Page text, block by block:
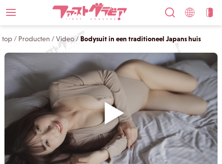
top / Producten /Video/ Bodysuit in een traditioneel Japans huis